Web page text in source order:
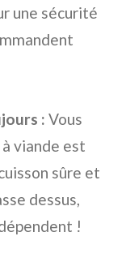
une sécurité
: Vous
viande est
sûre et
dessus,
!